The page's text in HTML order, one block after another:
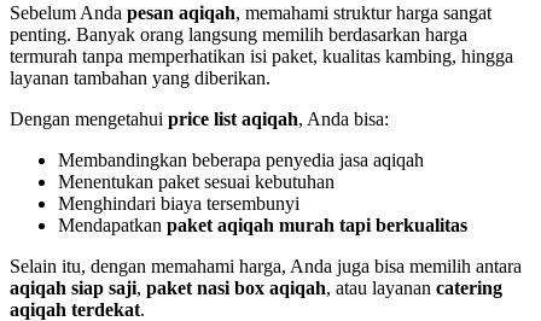
Sebelum Anda pesan aqiqah, memahami struktur harga sangat
penting. Banyak orang langsung memilih berdasarkan harga
termurah tanpa memperhatikan isi paket, kualitas kambing, hingga
layanan tambahan yang diberikan.
Dengan mengetahui price list aqiqah, Anda bisa:
Membandingkan beberapa penyedia jasa aqiqah
Menentukan paket sesuai kebutuhan
Menghindari biaya tersembunyi
Mendapatkan paket aqiqah murah tapi berkualitas
Selain itu, dengan memahami harga, Anda juga bisa memilih antara
aqiqah siap saji, paket nasi box aqiqah, atau layanan catering
aqiqah terdekat.